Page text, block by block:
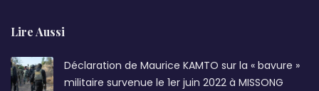
Lire Aussi
Déclaration de Maurice KAMTO sur la « bavure »
militaire survenue le 1er juin 2022 à MISSONG